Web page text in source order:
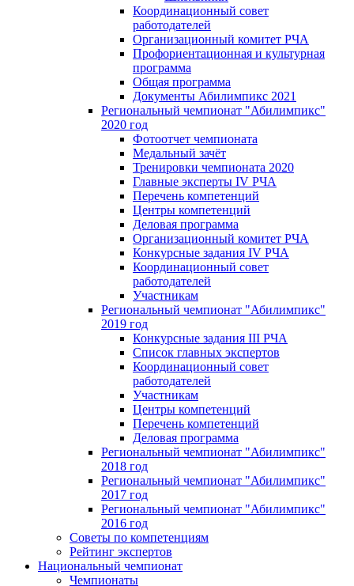
Координационный совет
работодателей
Организационный комитет РЧА
Профориентационная и культурная
программа
Общая программа
Документы Абилимпикс 2021
Региональный чемпионат "Абилимпикс"
2020 год
Фотоотчет чемпионата
Медальный зачёт
Тренировки чемпионата 2020
Главные эксперты IV РЧА
Перечень компетенций
Центры компетенций
Деловая программа
Организационный комитет РЧА
Конкурсные задания IV РЧА
Координационный совет
работодателей
Участникам
Региональный чемпионат "Абилимпикс"
2019 год
Конкурсные задания III РЧА
Список главных экспертов
Координационный совет
работодателей
Участникам
Центры компетенций
Перечень компетенций
Деловая программа
Региональный чемпионат "Абилимпикс"
2018 год
Региональный чемпионат "Абилимпикс"
2017 год
Региональный чемпионат "Абилимпикс"
2016 год
Советы по компетенциям
Рейтинг экспертов
Национальный чемпионат
Чемпионаты